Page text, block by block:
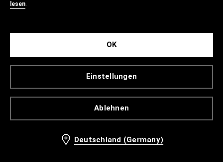
lesen.
Ablehnen
Einstellungen
OK
Deutschland (Germany)